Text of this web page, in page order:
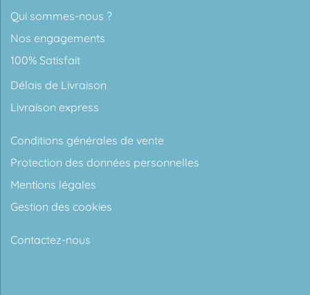
Qui sommes-nous ?
Nos engagements
100% Satisfait
Délais de Livraison
Livraison express
Conditions générales de vente
Protection des données personnelles
Mentions légales
Gestion des cookies
Contactez-nous